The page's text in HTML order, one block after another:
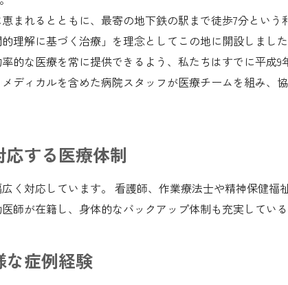
まれるとともに、最寄の地下鉄の駅まで徒歩7分という
理解に基づく治療」を理念としてこの地に開設しまし
的な医療を常に提供できるよう、私たちはすでに平成9
ディカルを含めた病院スタッフが医療チームを組み、
する医療体制
く対応しています。 看護師、作業療法士や精神保健福
師が在籍し、身体的なバックアップ体制も充実してい
な症例経験